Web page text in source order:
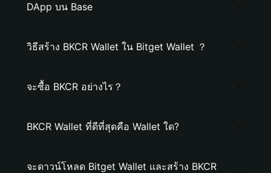
DApp บน Base
วิธีสร้าง BKCR Wallet ใน Bitget Wallet ？
จะซื้อ BKCR อย่างไร？
BKCR Wallet ที่ดีที่สุดคือ Wallet ใด?
จะดาวน์โหลด Bitget Wallet และสร้าง BKCR